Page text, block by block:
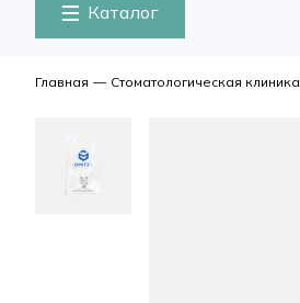
Каталог
Главная — Стоматологическая клиника